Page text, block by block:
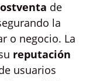
de
la
o negocio. La
reputación
usuarios